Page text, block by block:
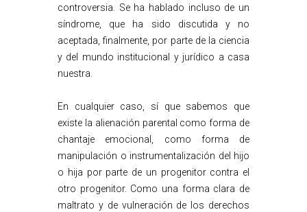
controversia. Se ha hablado incluso de un
síndrome, que ha sido discutida y no
aceptada, finalmente, por parte de la ciencia
y del mundo institucional y jurídico a casa
nuestra.
En cualquier caso, sí que sabemos que
existe la alienación parental como forma de
chantaje emocional, como forma de
manipulación o instrumentalización del hijo
o hija por parte de un progenitor contra el
otro progenitor. Como una forma clara de
maltrato y de vulneración de los derechos